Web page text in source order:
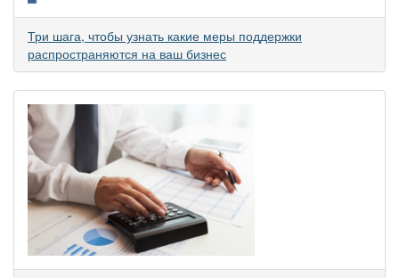
Три шага, чтобы узнать какие меры поддержки
распространяются на ваш бизнес